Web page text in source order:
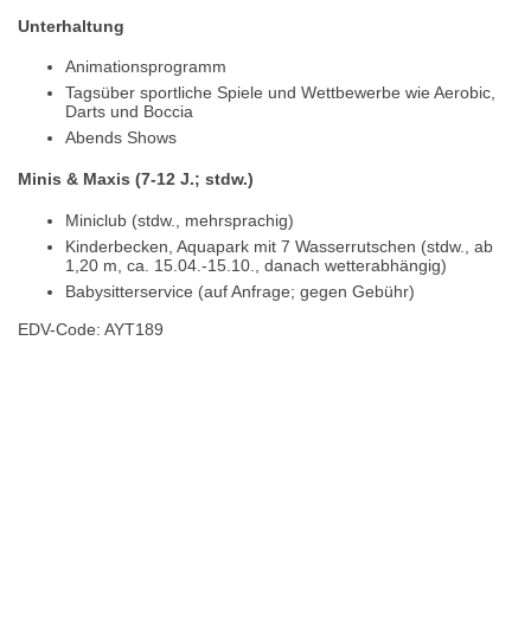
Unterhaltung
Animationsprogramm
Tagsüber sportliche Spiele und Wettbewerbe wie Aerobic,
Darts und Boccia
Abends Shows
Minis & Maxis (7-12 J.; stdw.)
Miniclub (stdw., mehrsprachig)
Kinderbecken, Aquapark mit 7 Wasserrutschen (stdw., ab
1,20 m, ca. 15.04.-15.10., danach wetterabhängig)
Babysitterservice (auf Anfrage; gegen Gebühr)
EDV-Code: AYT189